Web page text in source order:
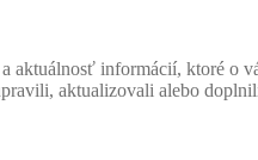
aktuálnosť informácií, ktoré o
aktualizovali alebo